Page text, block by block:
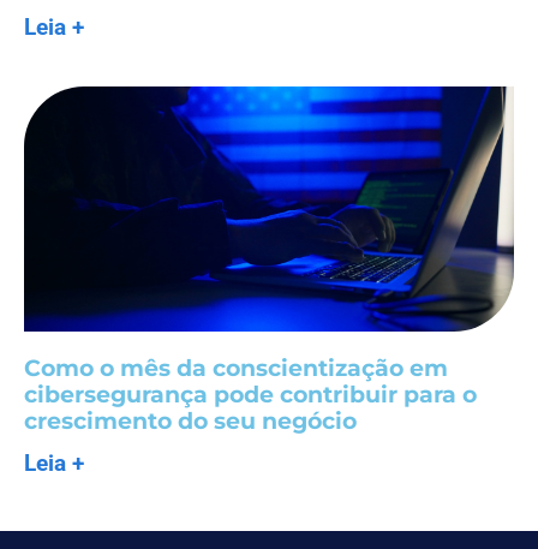
Leia +
Como o mês da conscientização em
cibersegurança pode contribuir para o
crescimento do seu negócio
Leia +